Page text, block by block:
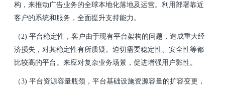
构，来推动广告业务的全球本地化落地及运营。利用部署靠近
客户的系统和服务，全面提升支持能力。
（2) 平台稳定性，客户由于现有平台架构的问题，造成重大经
济损失，对其稳定性有所质疑。迫切需要稳定性、安全性等都
比较高的平台。来应对复杂业务场景，促进增强用户黏性。
（3) 平台资源容量瓶颈，平台基础设施资源容量的扩容变更，